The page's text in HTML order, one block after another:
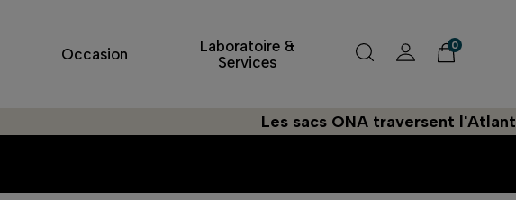
Occasion
Laboratoire &
Services
0
Les sacs ONA traversent l'Atlantique à